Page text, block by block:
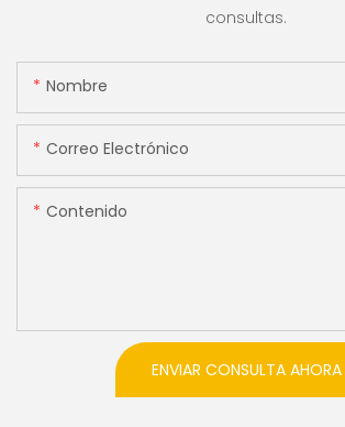
consultas.
Nombre
Correo Electrónico
Contenido
ENVIAR CONSULTA AHORA